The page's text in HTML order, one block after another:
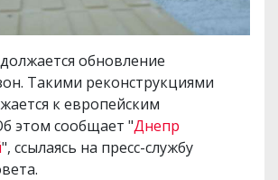
обновление
Такими реконструкциями
к европейским
этом сообщает "Днепр
", ссылаясь на пресс-службу